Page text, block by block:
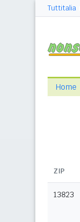
Tuttitalia
Home
ZIP
13823